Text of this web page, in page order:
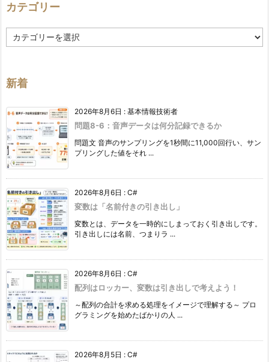
カテゴリー
テ
ー
新着
2026年8月6日 : 基本情報技術者
問題8-6：音声データは何分記録できるか
問題文 音声のサンプリングを1秒間に11,000回行い、サン
プリングした値をそれ ...
2026年8月6日 : C#
変数は「名前付きの引き出し」
変数とは、データを一時的にしまっておく引き出しです。
引き出しには名前、つまりラ ...
2026年8月6日 : C#
配列はロッカー、変数は引き出しで考えよう！
～配列の合計を求める処理をイメージで理解する～ プロ
グラミングを始めたばかりの人 ...
2026年8月5日 : C#